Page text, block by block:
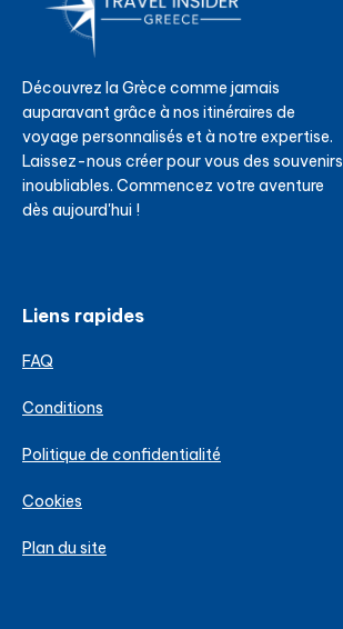
Découvrez la Grèce comme jamais
auparavant grâce à nos itinéraires de
voyage personnalisés et à notre expertise.
Laissez-nous créer pour vous des souvenirs
inoubliables. Commencez votre aventure
dès aujourd'hui !
Liens rapides
FAQ
Conditions
Politique de confidentialité
Cookies
Plan du site